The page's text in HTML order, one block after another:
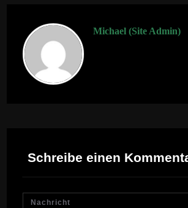
Michael (Site Admin)
Schreibe einen